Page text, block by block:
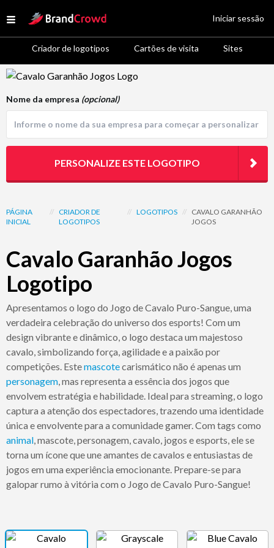
Open menu
Site Logo
Criador de logotipos Cartões de visita Sites
Iniciar sessão
Logo Template Preview
PÁGINA
INICIAL
// CRIADOR DE
LOGOTIPOS
// LOGOTIPOS //
CAVALO GARANHÃO
JOGOS
Cavalo Garanhão Jogos
Logotipo
Apresentamos o logo do Jogo de Cavalo Puro-Sangue, uma
verdadeira celebração do universo dos esports! Com um
design vibrante e dinâmico, o logo destaca um majestoso
cavalo, simbolizando força, agilidade e a paixão por
competições. Estemascotecarismático não é apenas um
personagem, mas representa a essência dos jogos que
envolvem estratégia e habilidade. Ideal para streaming, o logo
captura a atenção dos espectadores, trazendo uma identidade
única e envolvente para a comunidade gamer. Com tags como
animal, mascote, personagem, cavalo, jogos e esports, ele se
torna um ícone que une amantes de cavalos e entusiastas de
jogos em uma experiência emocionante. Prepare-se para
galopar rumo à vitória com o Jogo de Cavalo Puro-Sangue!
Nome da empresa (opcional)
PERSONALIZE ESTE LOGOTIPO